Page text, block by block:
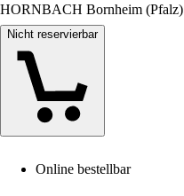
HORNBACH Bornheim (Pfalz)
Nicht reservierbar
Online bestellbar